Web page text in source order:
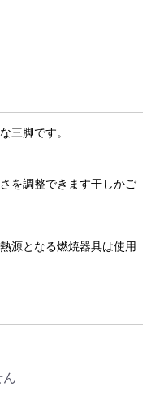
三脚です。
を調整できます干しかご
源となる燃焼器具は使用
ん